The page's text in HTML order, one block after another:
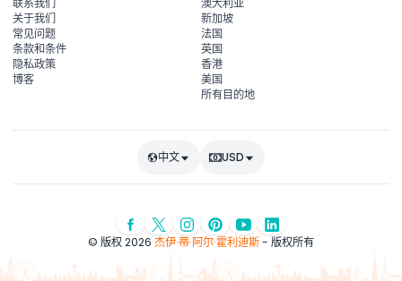
关于我们
常见问题
条款和条件
隐私政策
博客
新加坡
法国
英国
香港
美国
所有目的地
中文 USD
© 版权 2026 杰伊·蒂·阿尔·霍利迪斯- 版权所有